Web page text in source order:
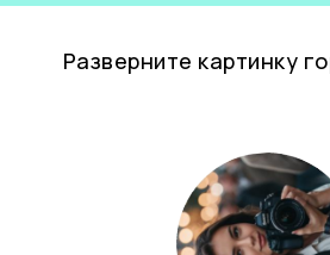
Разверните картинку